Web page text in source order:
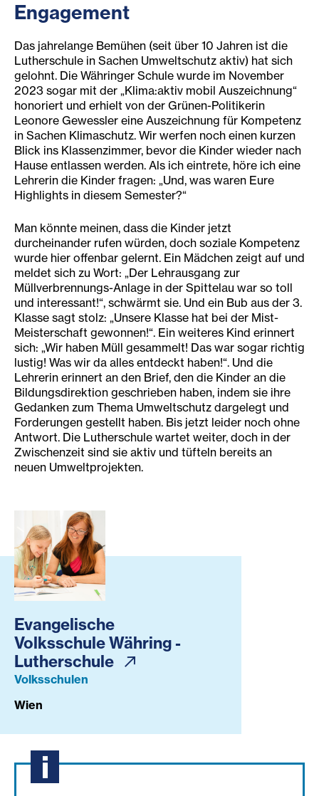
Engagement
Das jahrelange Bemühen (seit über 10 Jahren ist die
Lutherschule in Sachen Umweltschutz aktiv) hat sich
gelohnt. Die Währinger Schule wurde im November
2023 sogar mit der „Klima:aktiv mobil Auszeichnung“
honoriert und erhielt von der Grünen-Politikerin
Leonore Gewessler eine Auszeichnung für Kompetenz
in Sachen Klimaschutz. Wir werfen noch einen kurzen
Blick ins Klassenzimmer, bevor die Kinder wieder nach
Hause entlassen werden. Als ich eintrete, höre ich eine
Lehrerin die Kinder fragen: „Und, was waren Eure
Highlights in diesem Semester?“
Man könnte meinen, dass die Kinder jetzt
durcheinander rufen würden, doch soziale Kompetenz
wurde hier offenbar gelernt. Ein Mädchen zeigt auf und
meldet sich zu Wort: „Der Lehrausgang zur
Müllverbrennungs-Anlage in der Spittelau war so toll
und interessant!“, schwärmt sie. Und ein Bub aus der 3.
Klasse sagt stolz: „Unsere Klasse hat bei der Mist-
Meisterschaft gewonnen!“. Ein weiteres Kind erinnert
sich: „Wir haben Müll gesammelt! Das war sogar richtig
lustig! Was wir da alles entdeckt haben!“. Und die
Lehrerin erinnert an den Brief, den die Kinder an die
Bildungsdirektion geschrieben haben, indem sie ihre
Gedanken zum Thema Umweltschutz dargelegt und
Forderungen gestellt haben. Bis jetzt leider noch ohne
Antwort. Die Lutherschule wartet weiter, doch in der
Zwischenzeit sind sie aktiv und tüfteln bereits an
neuen Umweltprojekten.
Evangelische
Volksschule Währing -
Lutherschule
Volksschulen
Wien